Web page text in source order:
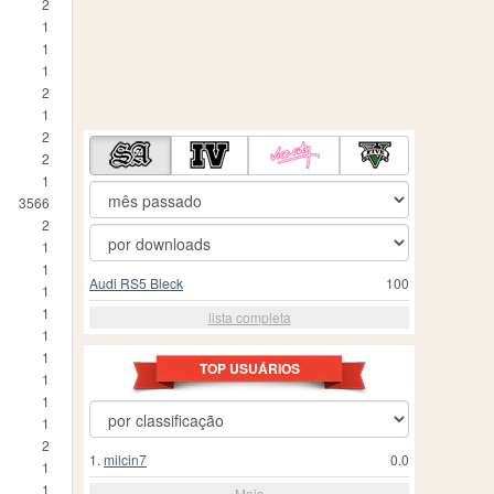
2
1
1
1
2
1
2
2
1
3566
2
1
1
1
1
1
1
1
1
1
2
1
1
100
Audi RS5 Bleck
lista completa
TOP USUÁRIOS
0.0
1. milcin7